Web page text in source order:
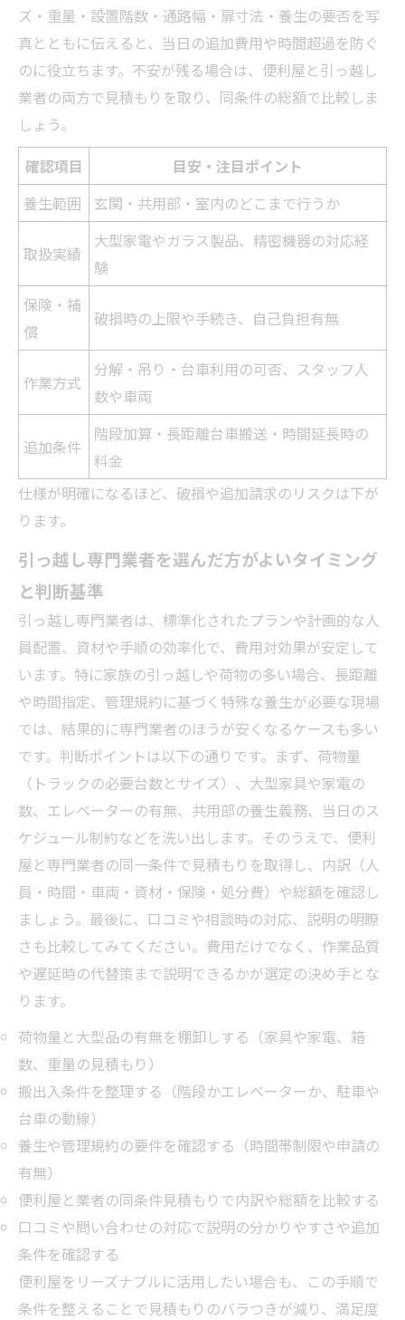
ズ・重量・設置階数・通路幅・扉寸法・養生の要否を写
真とともに伝えると、当日の追加費用や時間超過を防ぐ
のに役立ちます。不安が残る場合は、便利屋と引っ越し
業者の両方で見積もりを取り、同条件の総額で比較しま
しょう。
確認項目
目安・注目ポイント
養生範囲
玄関・共用部・室内のどこまで行うか
取扱実績
大型家電やガラス製品、精密機器の対応経
験
保険・補
償
破損時の上限や手続き、自己負担有無
作業方式
分解・吊り・台車利用の可否、スタッフ人
数や車両
追加条件
階段加算・長距離台車搬送・時間延長時の
料金
仕様が明確になるほど、破損や追加請求のリスクは下が
ります。
引っ越し専門業者を選んだ方がよいタイミング
と判断基準
引っ越し専門業者は、標準化されたプランや計画的な人
員配置、資材や手順の効率化で、費用対効果が安定して
います。特に家族の引っ越しや荷物の多い場合、長距離
や時間指定、管理規約に基づく特殊な養生が必要な現場
では、結果的に専門業者のほうが安くなるケースも多い
です。判断ポイントは以下の通りです。まず、荷物量
（トラックの必要台数とサイズ）、大型家具や家電の
数、エレベーターの有無、共用部の養生義務、当日のス
ケジュール制約などを洗い出します。そのうえで、便利
屋と専門業者の同一条件で見積もりを取得し、内訳（人
員・時間・車両・資材・保険・処分費）や総額を確認し
ましょう。最後に、口コミや相談時の対応、説明の明瞭
さも比較してみてください。費用だけでなく、作業品質
や遅延時の代替策まで説明できるかが選定の決め手とな
ります。
荷物量と大型品の有無を棚卸しする（家具や家電、箱
数、重量の見積もり）
搬出入条件を整理する（階段かエレベーターか、駐車や
台車の動線）
養生や管理規約の要件を確認する（時間帯制限や申請の
有無）
便利屋と業者の同条件見積もりで内訳や総額を比較する
口コミや問い合わせの対応で説明の分かりやすさや追加
条件を確認する
便利屋をリーズナブルに活用したい場合も、この手順で
条件を整えることで見積もりのバラつきが減り、満足度